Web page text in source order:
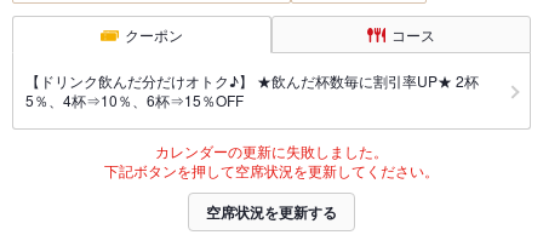
クーポン コース
【ドリンク飲んだ分だけオトク♪】 ★飲んだ杯数毎に割引率UP★ 2杯
5％、4杯⇒10％、6杯⇒15％OFF
カレンダーの更新に失敗しました。
下記ボタンを押して空席状況を更新してください。
空席状況を更新する